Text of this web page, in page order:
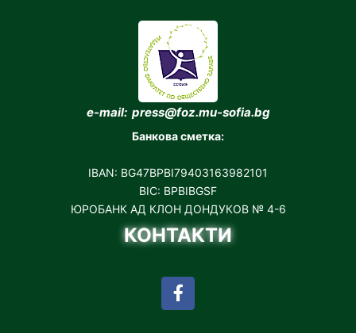
e-mail: press@foz.mu-sofia.bg
Банкова сметка:
IBAN: BG47BPBI79403163982101
BIC: BPBIBGSF
ЮРОБАНК АД КЛОН ДОНДУКОВ № 4-6
КОНТАКТИ